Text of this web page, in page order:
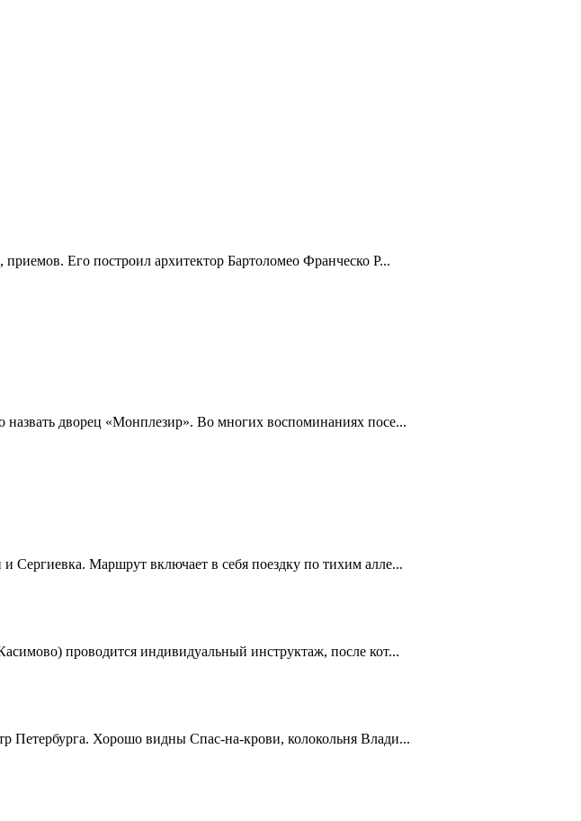
Его построил архитектор Бартоломео Франческо Р...
дворец «Монплезир». Во многих воспоминаниях посе...
Сергиевка. Маршрут включает в себя поездку по тихим алле...
проводится индивидуальный инструктаж, после кот...
Петербурга. Хорошо видны Спас-на-крови, колокольня Влади...